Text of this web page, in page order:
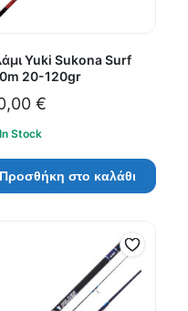
Yuki Sukona Surf
20-120gr
€
In Stock
Προσθήκη στο καλάθι